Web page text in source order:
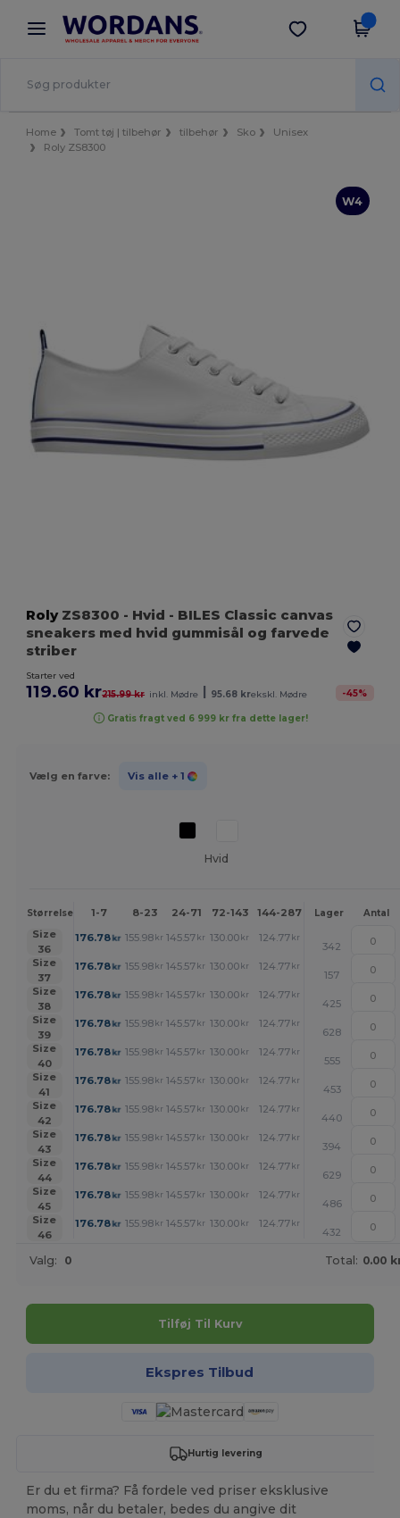
× Wordans-app
Bedre priser i appen!
Hent app
Home Tomt tøj | tilbehør tilbehør Sko
Unisex
Roly ZS8300
W4
RolyZS8300 - Hvid - BILES Classic canvas
sneakers med hvid gummisål og farvede
striber
Starter ved
119.60 kr215.99 kr inkl. Mødre 95.68 krekskl. Mødre -45%
Gratis fragt ved 6 999 kr fra dette lager!
Vælg en farve: Vis alle + 1
Hvid
Størrelse 1-7 8-23 24-71 72-143 144-287 288 + Mere
Lager Antal
Size
36
176.78kr 155.98 kr 145.57 kr 130.00 kr 124.77 kr +
342
Size
37
176.78kr 155.98 kr 145.57 kr 130.00 kr 124.77 kr +
157
Size
38
176.78kr 155.98 kr 145.57 kr 130.00 kr 124.77 kr +
425
Size
39
176.78kr 155.98 kr 145.57 kr 130.00 kr 124.77 kr +
628
Size
40
176.78kr 155.98 kr 145.57 kr 130.00 kr 124.77 kr +
555
Size
41
176.78kr 155.98 kr 145.57 kr 130.00 kr 124.77 kr +
453
Size
42
176.78kr 155.98 kr 145.57 kr 130.00 kr 124.77 kr +
440
Size
43
176.78kr 155.98 kr 145.57 kr 130.00 kr 124.77 kr +
394
Size
44
176.78kr 155.98 kr 145.57 kr 130.00 kr 124.77 kr +
629
Size
45
176.78kr 155.98 kr 145.57 kr 130.00 kr 124.77 kr +
486
Size
46
176.78kr 155.98 kr 145.57 kr 130.00 kr 124.77 kr +
432
Valg: 0 Total: 0.00
Tilføj Til Kurv
Ekspres Tilbud
Hurtig levering
Er du et firma? Få fordele ved priser eksklusive
moms, når du betaler, bedes du angive dit